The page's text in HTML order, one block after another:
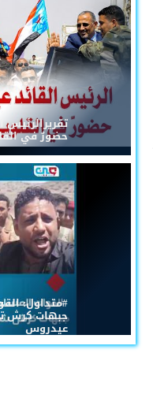
تقريرالرئيس
حضورٌ في
#متداول:
جبهات كرش
عيدروس